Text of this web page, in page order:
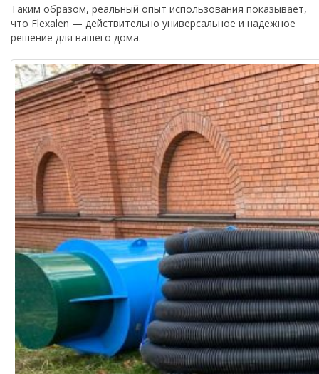
Таким образом, реальный опыт использования показывает,
что Flexalen — действительно универсальное и надежное
решение для вашего дома.